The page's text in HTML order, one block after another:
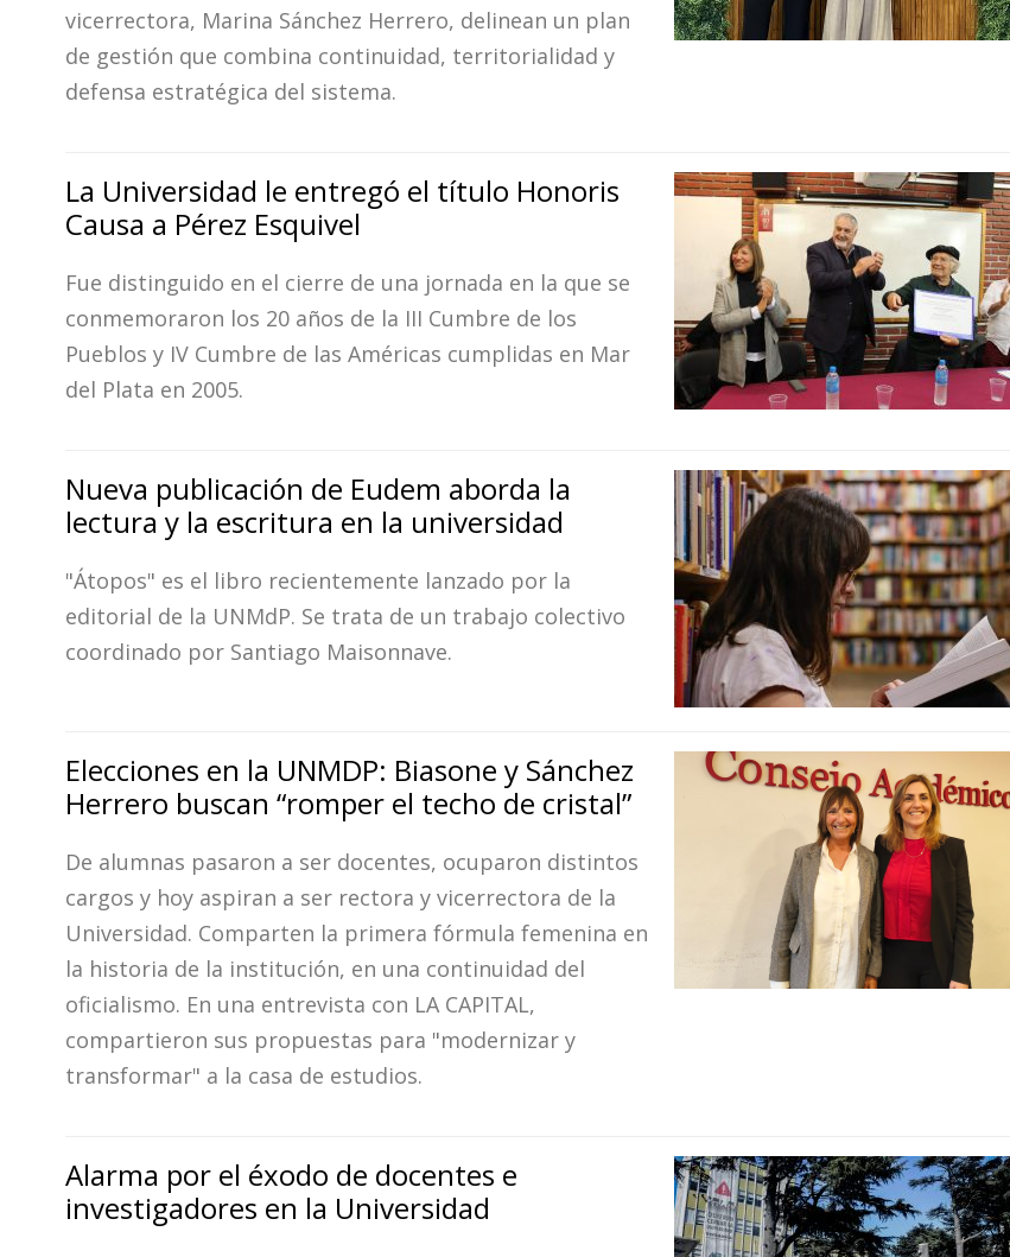
vicerrectora, Marina Sánchez Herrero, delinean un plan
de gestión que combina continuidad, territorialidad y
defensa estratégica del sistema.
La Universidad le entregó el título Honoris
Causa a Pérez Esquivel
Fue distinguido en el cierre de una jornada en la que se
conmemoraron los 20 años de la III Cumbre de los
Pueblos y IV Cumbre de las Américas cumplidas en Mar
del Plata en 2005.
Nueva publicación de Eudem aborda la
lectura y la escritura en la universidad
"Átopos" es el libro recientemente lanzado por la
editorial de la UNMdP. Se trata de un trabajo colectivo
coordinado por Santiago Maisonnave.
Elecciones en la UNMDP: Biasone y Sánchez
Herrero buscan “romper el techo de cristal”
De alumnas pasaron a ser docentes, ocuparon distintos
cargos y hoy aspiran a ser rectora y vicerrectora de la
Universidad. Comparten la primera fórmula femenina en
la historia de la institución, en una continuidad del
oficialismo. En una entrevista con LA CAPITAL,
compartieron sus propuestas para "modernizar y
transformar" a la casa de estudios.
Alarma por el éxodo de docentes e
investigadores en la Universidad